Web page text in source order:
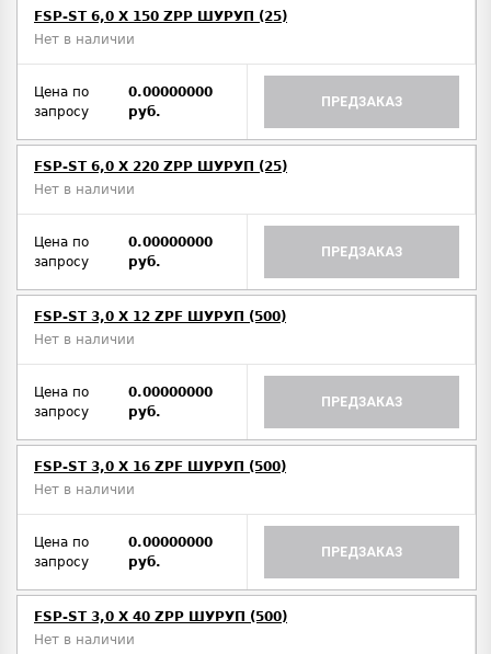
FSP-ST 6,0 X 150 ZPP ШУРУП (25)
Нет в наличии
Цена по
запросу
0.00000000
руб.
ПРЕДЗАКАЗ
FSP-ST 6,0 X 220 ZPP ШУРУП (25)
Нет в наличии
Цена по
запросу
0.00000000
руб.
ПРЕДЗАКАЗ
FSP-ST 3,0 X 12 ZPF ШУРУП (500)
Нет в наличии
Цена по
запросу
0.00000000
руб.
ПРЕДЗАКАЗ
FSP-ST 3,0 X 16 ZPF ШУРУП (500)
Нет в наличии
Цена по
запросу
0.00000000
руб.
ПРЕДЗАКАЗ
FSP-ST 3,0 X 40 ZPP ШУРУП (500)
Нет в наличии